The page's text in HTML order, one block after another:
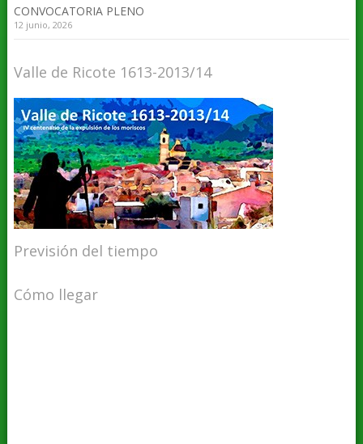
CONVOCATORIA PLENO
12 junio, 2026
Valle de Ricote 1613-2013/14
Previsión del tiempo
Cómo llegar